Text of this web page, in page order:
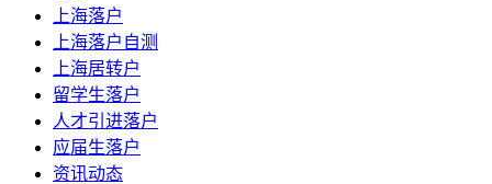
上海落户
上海落户自测
上海居转户
留学生落户
人才引进落户
应届生落户
资讯动态